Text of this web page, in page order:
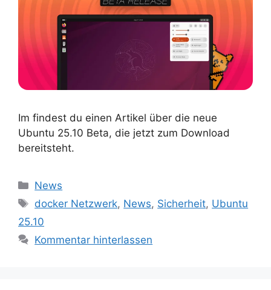
Im findest du einen Artikel über die neue
Ubuntu 25.10 Beta, die jetzt zum Download
bereitsteht.
Kategorien
News
Schlagwörter
docker Netzwerk, News, Sicherheit, Ubuntu
25.10
Kommentar hinterlassen